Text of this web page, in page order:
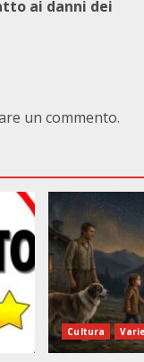
ai danni dei
un commento.
Cultura Varie